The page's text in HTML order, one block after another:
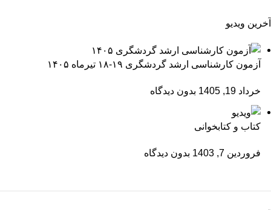
آخرین ویدیو
آزمون کارشناسی ارشد گردشگری ۱۹-۱۸ تیرماه ۱۴۰۵
خرداد 19, 1405 بدون دیدگاه
کتاب و کتابخوانی
فروردین 7, 1403 بدون دیدگاه